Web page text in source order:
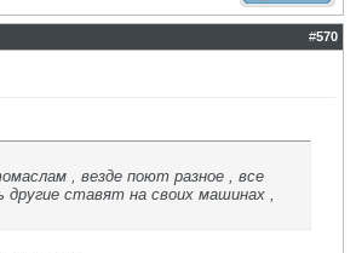
#570
, везде поют разное , все
другие ставят на своих машинах ,